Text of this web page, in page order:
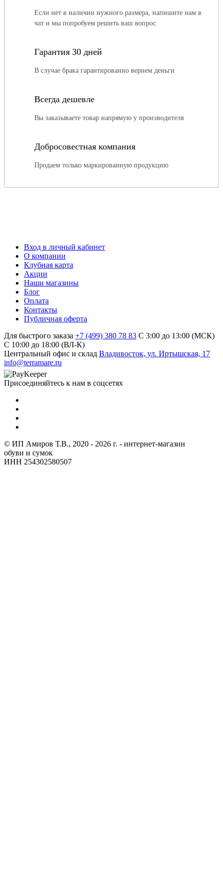
Если нет в наличии нужного размера, напишите нам в
чат и мы попробуем решить ваш вопрос.
Гарантия 30 дней
В случае брака гарантированно вернем деньги
Всегда дешевле
Вы заказываете товар напрямую у производителя
Добросовестная компания
Продаем только маркированную продукцию
Вход в личный кабинет
О компании
Клубная карта
Акции
Наши магазины
Блог
Оплата
Контакты
Публичная оферта
Для быстрого заказа +7 (499) 380 78 83 С 3:00 до 13:00 (МСК)
C 10:00 до 18:00 (ВЛ-К)
Центральный офис и склад Владивосток, ул. Иртышская, 17
info@terramare.ru
Присоединяйтесь к нам в соцсетях
© ИП Амиров Т.В., 2020 - 2026 г. - интернет-магазин
обуви и сумок
ИНН 254302580507